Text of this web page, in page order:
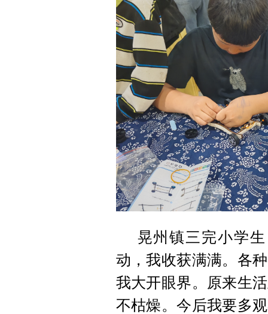
晃州镇三完小学
动，我收获满满。各
我大开眼界。原来生
不枯燥。今后我要多